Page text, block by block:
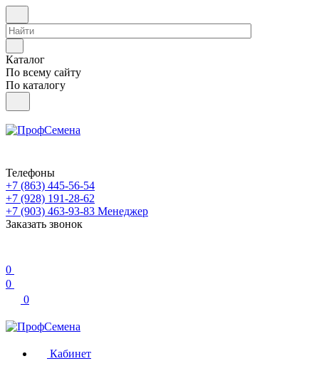
Каталог
По всему сайту
По каталогу
Телефоны
+7 (863) 445-56-54
+7 (928) 191-28-62
+7 (903) 463-93-83 Менеджер
Заказать звонок
0
0
0
Кабинет